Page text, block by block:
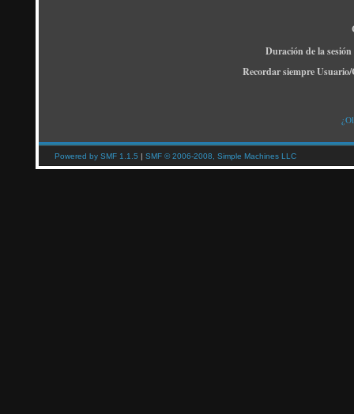
Duración de la
Recordar siempre
Powered by SMF 1.1.5 | SMF © 2006-2008, Simple Machines LLC